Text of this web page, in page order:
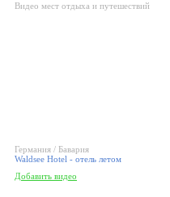
Видео мест отдыха и путешествий
Германия / Бавария
Waldsee Hotel - отель летом
Добавить видео